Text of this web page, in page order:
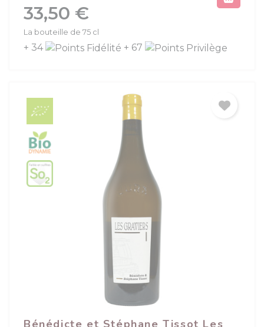
Prix
33,50 €
La bouteille de 75 cl
+ 34 + 67
Bénédicte et Stéphane Tissot Les